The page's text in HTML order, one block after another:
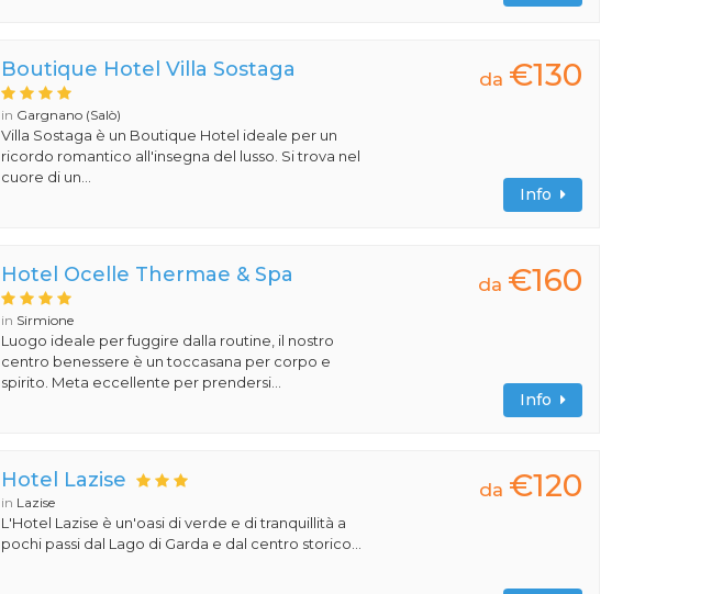
Boutique Hotel Villa Sostaga
in Gargnano (Salò)
Villa Sostaga è un Boutique Hotel ideale per un
ricordo romantico all'insegna del lusso. Si trova nel
cuore di un...
da €130
Info
Hotel Ocelle Thermae & Spa
in Sirmione
Luogo ideale per fuggire dalla routine, il nostro
centro benessere è un toccasana per corpo e
spirito. Meta eccellente per prendersi...
da €160
Info
Hotel Lazise
in Lazise
L'Hotel Lazise è un'oasi di verde e di tranquillità a
pochi passi dal Lago di Garda e dal centro storico...
da €120